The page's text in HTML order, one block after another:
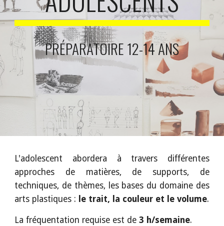
PRÉPARATOIRE 12-14 ANS
L'adolescent abordera à travers différentes
approches de matières, de supports, de
techniques, de thèmes, les bases du domaine des
arts plastiques : le trait, la couleur et le volume.
La fréquentation requise est de3 h/semaine.